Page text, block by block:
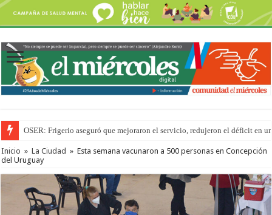
OSER: Frigerio aseguró que mejoraron el servicio, redujeron el déficit en
Por primera vez hicieron una cirugía de reconstrucción torácica en el
Inicio » La Ciudad » Esta semana vacunaron a 500 personas en Concepción
del Uruguay